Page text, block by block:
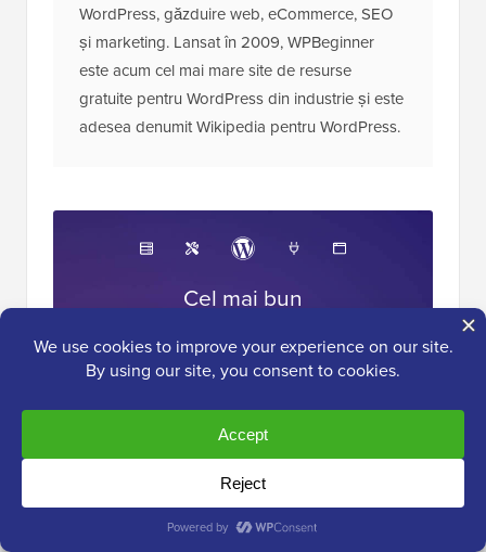
WordPress, găzduire web, eCommerce, SEO
și marketing. Lansat în 2009, WPBeginner
este acum cel mai mare site de resurse
gratuite pentru WordPress din industrie și este
adesea denumit Wikipedia pentru WordPress.
Cel mai bun
instrumentar WordPress
Obține acces GRATUIT la instrumentarul
legate de WordPress pe care fiecare
profesionist ar trebui să le aibă!
Descărcați acum